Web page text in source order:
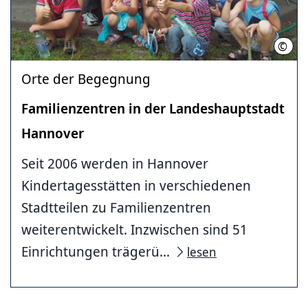
© LHH
Orte der Begegnung
Familienzentren in der Landeshauptstadt
Hannover
Seit 2006 werden in Hannover
Kindertagesstätten in verschiedenen
Stadtteilen zu Familienzentren
weiterentwickelt. Inzwischen sind 51
Einrichtungen trägerü...
lesen